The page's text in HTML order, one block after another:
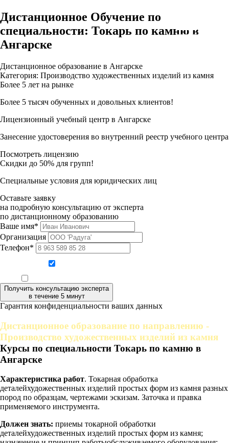
Дистанционное Обучение по
специальности: Токарь по камню в
Ангарске
Дистанционное образование в Ангарске
Категория: Производство художественных изделий из камня
Более 5 лет на рынке
Более 5 тысяч обученных и довольных клиентов!
Лицензионный учебный центр в Ангарске
Занесение удостоверения во внутренний реестр учебного центра
Посмотреть лицензию
Скидки до 50% для групп!
Специальные условия для юридических лиц
Оставьте заявку
на подробную консультацию от эксперта
по дистанционному образованию
Ваше имя*
Организация
Телефон*
Получить консультацию эксперта
в течение 5 минут
Гарантия конфиденциальности ваших данных
Дистанционное образование по направлению -
Производство художественных изделий из камня
Курсы по специальности Токарь по камню в
Ангарске
Характеристика работ. Токарная обработка
деталейхудожественных изделий простых форм из камня разных
пород по образцам, чертежами эскизам. Заточка и правка
применяемого инструмента.
Должен знать: приемы токарной обработки
деталейхудожественных изделий простых форм из камня;